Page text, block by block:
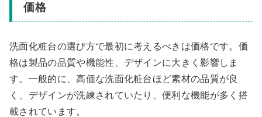
価格
洗面化粧台の選び方で最初に考えるべきは価格です。価
格は製品の品質や機能性、デザインに大きく影響しま
す。一般的に、高価な洗面化粧台ほど素材の品質が良
く、デザインが洗練されていたり、便利な機能が多く搭
載されています。